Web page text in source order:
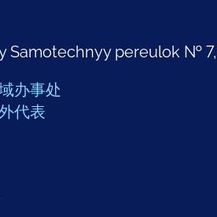
Samotechnyy pereulok № 7,
办事处
代表